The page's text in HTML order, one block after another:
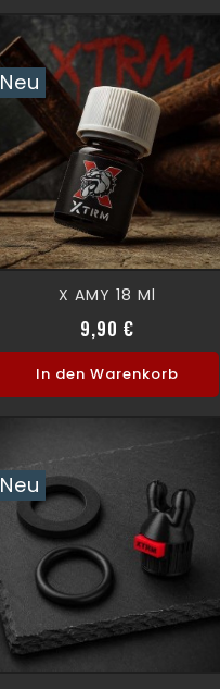
Neu
X AMY 18 Ml
9,90 €Preis
In den Warenkorb
Neu